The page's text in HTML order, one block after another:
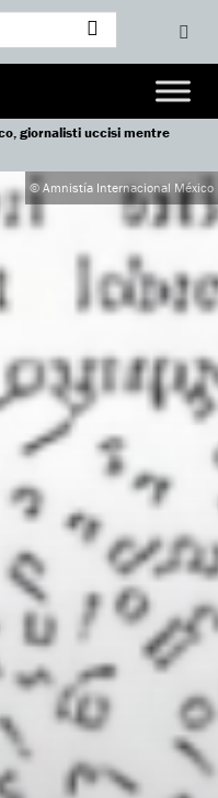
giornalisti uccisi mentre
© Amnistía Internacional México